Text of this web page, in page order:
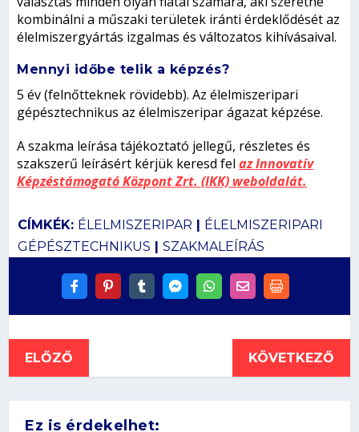
kombinálni a műszaki területek iránti érdeklődését az
élelmiszergyártás izgalmas és változatos kihívásaival.
Mennyi időbe telik a képzés?
5 év (felnőtteknek rövidebb). Az élelmiszeripari
gépésztechnikus az élelmiszeripar ágazat képzése.
A szakma leírása tájékoztató jellegű, részletes és
szakszerű leírásért kérjük keresd felaz Innovatív
Képzéstámogató Központ Zrt. (IKK) weboldalát.
CÍMKÉK: ÉLELMISZERIPAR | ÉLELMISZERIPARI
GÉPÉSZTECHNIKUS | SZAKMALEÍRÁS
ELŐZŐ KÖVETKEZŐ
Ez is érdekelhet: